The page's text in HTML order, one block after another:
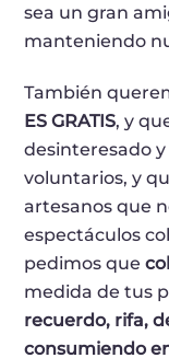
sea un gran
manteniendo
También
ES GRATIS, y
desinteresado
voluntarios, y
artesanos que
espectáculos
pedimos que
medida de tus
recuerdo, rifa,
consumiendo